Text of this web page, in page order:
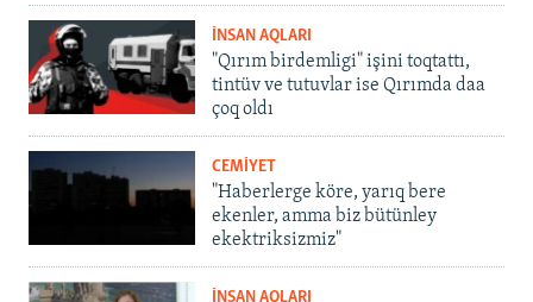
İNSAN AQLARI
"Qırım birdemligi" işini toqtattı,
tintüv ve tutuvlar ise Qırımda daa
çoq oldı
CEMİYET
"Haberlerge köre, yarıq bere
ekenler, amma biz bütünley
ekektriksizmiz"
İNSAN AQLARI